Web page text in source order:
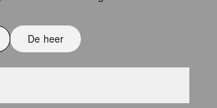
De heer